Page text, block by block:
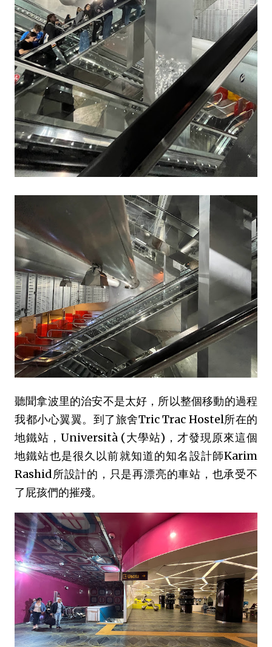
聽聞拿波里的治安不是太好，所以整個移動的過程
我都小心翼翼。到了旅舍Tric Trac Hostel所在的
地鐵站，Università (大學站)，才發現原來這個
地鐵站也是很久以前就知道的知名設計師Karim
Rashid所設計的，只是再漂亮的車站，也承受不
了屁孩們的摧殘。